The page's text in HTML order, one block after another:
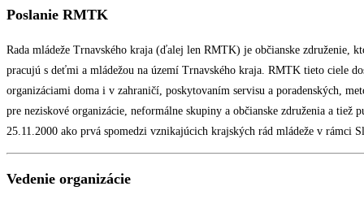
Poslanie RMTK
Rada mládeže Trnavského kraja (ďalej len RMTK) je občianske združenie,
pracujú s deťmi a mládežou na území Trnavského kraja. RMTK tieto ciele
organizáciami doma i v zahraničí, poskytovaním servisu a poradenských,
pre neziskové organizácie, neformálne skupiny a občianske združenia a
25.11.2000 ako prvá spomedzi vznikajúcich krajských rád mládeže v rámci
Vedenie organizácie